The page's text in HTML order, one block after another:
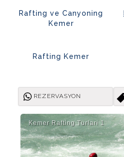
Rafting ve Canyoning
Kemer
Rafting Kemer
REZERVASYON
Kemer Rafti̇ng Turlari 1